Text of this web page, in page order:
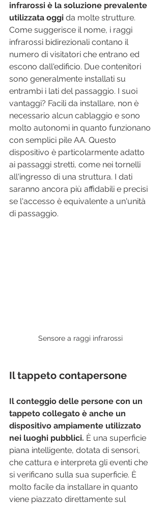
infrarossi è la soluzione prevalente
utilizzata oggi da molte strutture.
Come suggerisce il nome, i raggi
infrarossi bidirezionali contano il
numero di visitatori che entrano ed
escono dall'edificio. Due contenitori
sono generalmente installati su
entrambi i lati del passaggio. I suoi
vantaggi? Facili da installare, non è
necessario alcun cablaggio e sono
molto autonomi in quanto funzionano
con semplici pile AA. Questo
dispositivo è particolarmente adatto
ai passaggi stretti, come nei tornelli
all'ingresso di una struttura. I dati
saranno ancora più affidabili e precisi
se l'accesso è equivalente a un'unità
di passaggio.
Sensore a raggi infrarossi
Il tappeto contapersone
Il conteggio delle persone con un
tappeto collegato è anche un
dispositivo ampiamente utilizzato
nei luoghi pubblici. È una superficie
piana intelligente, dotata di sensori,
che cattura e interpreta gli eventi che
si verificano sulla sua superficie. È
molto facile da installare in quanto
viene piazzato direttamente sul